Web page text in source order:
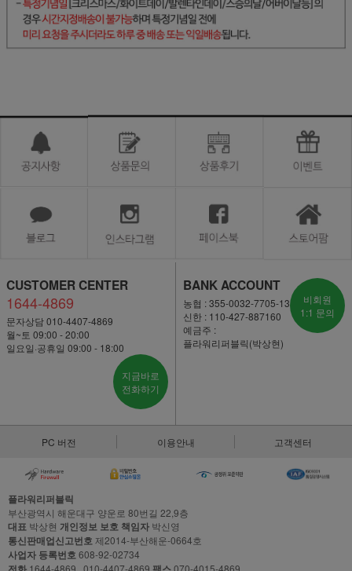
CUSTOMER CENTER
1644-4869
문자상담 010-4407-4869
월~토 09:00 - 20:00
일요일·공휴일 09:00 - 18:00
지금바로
전화하기
BANK ACCOUNT
농협 : 355-0032-7705-13
신한 : 110-427-887160
예금주 :
플라워리퍼블릭(박상현)
비회원
1:1 문의
PC 버전 이용안내 고객센터
플라워리퍼블릭
부산광역시 해운대구 양운로 80번길 22,9층
대표 박상현 개인정보 보호 책임자 박신영
통신판매업신고번호제2014-부산해운-0664호
사업자 등록번호608-92-02734